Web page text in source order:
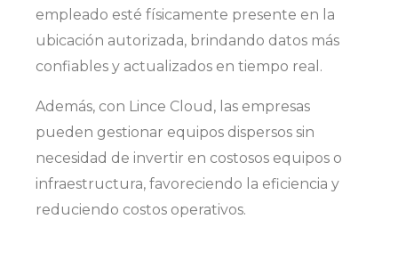
empleado esté físicamente presente en la
ubicación autorizada, brindando datos más
confiables y actualizados en tiempo real.
Además, con Lince Cloud, las empresas
pueden gestionar equipos dispersos sin
necesidad de invertir en costosos equipos o
infraestructura, favoreciendo la eficiencia y
reduciendo costos operativos.